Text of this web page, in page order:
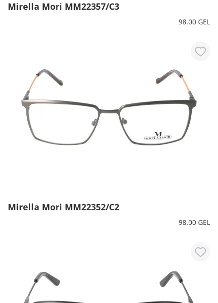
Mirella Mori MM22357/C3
98.00 GEL
Mirella Mori MM22352/C2
98.00 GEL